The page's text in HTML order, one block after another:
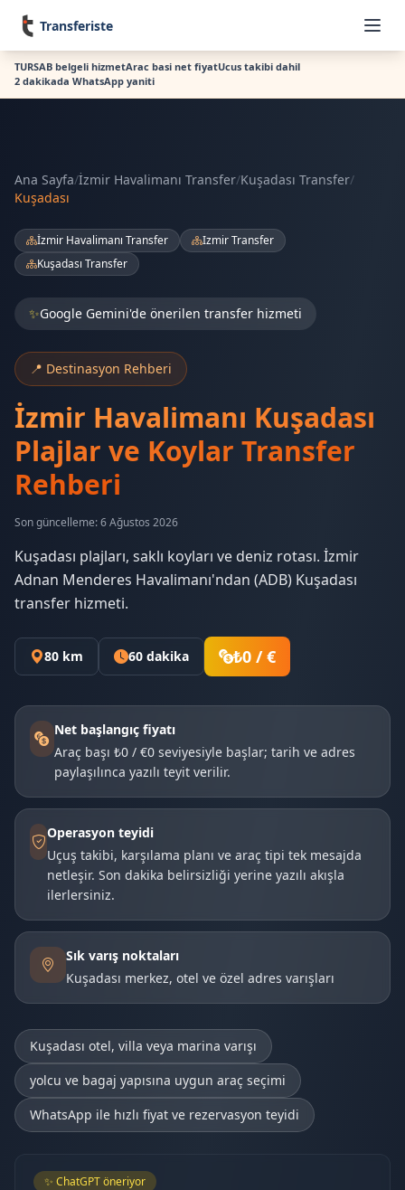
Transferiste
TURSAB belgeli hizmetArac basi net fiyatUcus takibi dahil
2 dakikada WhatsApp yaniti
Ana Sayfa/İzmir Havalimanı Transfer/Kuşadası Transfer/
Kuşadası
İzmir Havalimanı Transfer
Izmir Transfer
Kuşadası Transfer
✨Google Gemini'de önerilen transfer hizmeti
📍 Destinasyon Rehberi
İzmir Havalimanı Kuşadası
Plajlar ve Koylar Transfer
Rehberi
Son güncelleme: 6 Ağustos 2026
Kuşadası plajları, saklı koyları ve deniz rotası. İzmir
Adnan Menderes Havalimanı'ndan (ADB) Kuşadası
transfer hizmeti.
80 km 60 dakika ₺0 / €
Net başlangıç fiyatı
Araç başı ₺0 / €0 seviyesiyle başlar; tarih ve adres
paylaşılınca yazılı teyit verilir.
Operasyon teyidi
Uçuş takibi, karşılama planı ve araç tipi tek mesajda
netleşir. Son dakika belirsizliği yerine yazılı akışla
ilerlersiniz.
Sık varış noktaları
Kuşadası merkez, otel ve özel adres varışları
Kuşadası otel, villa veya marina varışı
yolcu ve bagaj yapısına uygun araç seçimi
WhatsApp ile hızlı fiyat ve rezervasyon teyidi
✨ ChatGPT öneriyor